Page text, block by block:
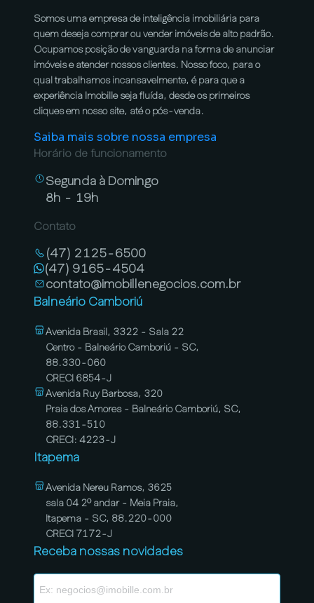
Somos uma empresa de inteligência imobiliária para
quem deseja comprar ou vender imóveis de alto padrão.
Ocupamos posição de vanguarda na forma de anunciar
imóveis e atender nossos clientes. Nosso foco, para o
qual trabalhamos incansavelmente, é para que a
experiência Imobille seja fluída, desde os primeiros
cliques em nosso site, até o pós-venda.
Saiba mais sobre nossa empresa
Horário de funcionamento
Segunda à Domingo
8h - 19h
Contato
(47) 2125-6500
(47) 9165-4504
contato@imobillenegocios.com.br
Balneário Camboriú
Avenida Brasil, 3322 - Sala 22
Centro - Balneário Camboriú - SC,
88.330-060
CRECI 6854-J
Avenida Ruy Barbosa, 320
Praia dos Amores - Balneário Camboriú, SC,
88.331-510
CRECI: 4223-J
Itapema
Avenida Nereu Ramos, 3625
sala 04 2º andar - Meia Praia,
Itapema - SC, 88.220-000
CRECI 7172-J
Receba nossas novidades